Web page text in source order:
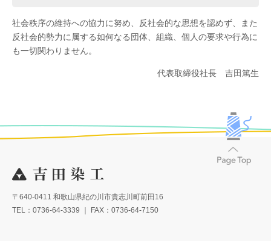
社会秩序の維持への協力に努め、反社会的な思想を認めず、また
反社会的勢力に属する如何なる団体、組織、個人の要求や行為に
も一切関わりません。
代表取締役社長 吉田篤生
〒640-0411 和歌山県紀の川市貴志川町前田16
TEL：0736-64-3339 ｜ FAX：0736-64-7150